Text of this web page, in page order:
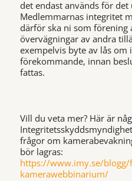
det endast används för det
Medlemmarnas integritet
därför ska ni som förening
övervägningar av andra
exempelvis byte av lås
förekommande, innan
fattas.
Vill du veta mer? Här är
frågor om
bör lagras:
https://www.imy.se/blogg/
kamerawebbinarium/